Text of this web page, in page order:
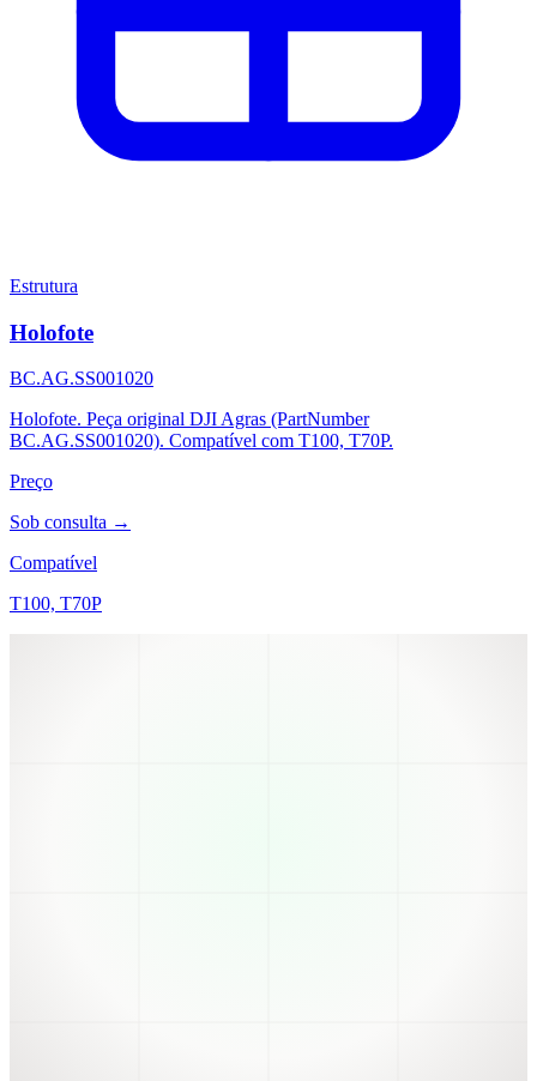
Estrutura
Holofote
BC.AG.SS001020
Holofote. Peça original DJI Agras (PartNumber
BC.AG.SS001020). Compatível com T100, T70P.
Preço
Sob consulta →
Compatível
T100, T70P